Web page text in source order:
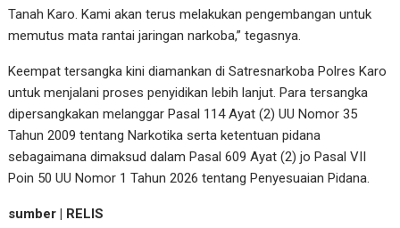
Tanah Karo. Kami akan terus melakukan pengembangan untuk
memutus mata rantai jaringan narkoba,” tegasnya.
Keempat tersangka kini diamankan di Satresnarkoba Polres Karo
untuk menjalani proses penyidikan lebih lanjut. Para tersangka
dipersangkakan melanggar Pasal 114 Ayat (2) UU Nomor 35
Tahun 2009 tentang Narkotika serta ketentuan pidana
sebagaimana dimaksud dalam Pasal 609 Ayat (2) jo Pasal VII
Poin 50 UU Nomor 1 Tahun 2026 tentang Penyesuaian Pidana.
sumber | RELIS